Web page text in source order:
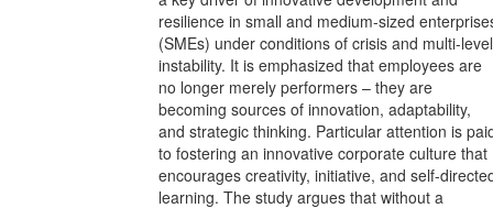
resilience in small and medium-sized
(SMEs) under conditions of crisis and multi-level
instability. It is emphasized that employees are
no longer merely performers – they are
becoming sources of innovation, adaptability,
and strategic thinking. Particular attention is
to fostering an innovative corporate culture that
encourages creativity, initiative, and self-
learning. The study argues that without a